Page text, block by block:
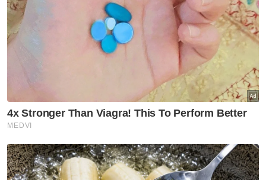
“Mangsa 12 tahun lebih kecil saiz badannya,
yang sembilan tahun pula lebih besar. Dua-
dua mereka masih budak lagi, memang rasa
kesian sangat,” ujarnya.
kedua-dua mangsa disahkan meninggal dunia
oleh pasukan perubatan di lokasi kejadian.